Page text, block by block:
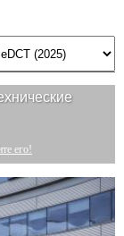
его!